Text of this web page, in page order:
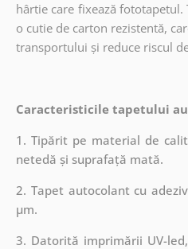
hârtie care fixează
o cutie de carton rezistentă,
transportului și reduce riscul
Caracteristicile tapetului
1. Tipărit pe material de
netedă și suprafață mată.
2. Tapet autocolant cu
µm.
3. Datorită imprimării UV-